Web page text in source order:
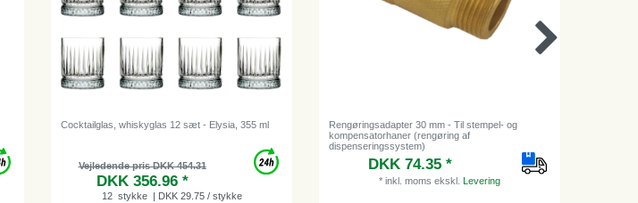
Cocktailglas, whiskyglas 12 sæt - Elysia, 355 ml
Vejledende pris DKK 454.31
DKK 356.96 *
12 stykke
| DKK 29.75 / stykke
Rengøringsadapter 30 mm - Til stempel- og
kompensatorhaner (rengøring af
dispenseringssystem)
DKK 74.35 *
* inkl. moms ekskl. Levering